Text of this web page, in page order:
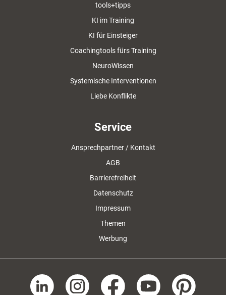
tools+tipps
KI im Training
KI für Einsteiger
Coachingtools fürs Training
NeuroWissen
Systemische Interventionen
Liebe Konflikte
Service
Ansprechpartner / Kontakt
AGB
Barrierefreiheit
Datenschutz
Impressum
Themen
Werbung